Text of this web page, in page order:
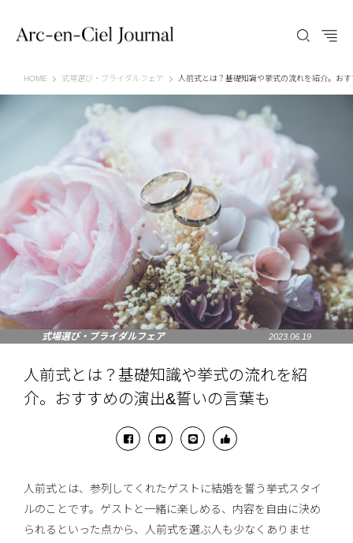
HOME Arc-en-Ciel Journal（アルカンシエル ジャーナル）
式場選び・ブライダルフェア 人前式とは？基礎知識や挙式の流れを紹介。お
式場選び・ブライダルフェア 2023.06.19
人前式とは？基礎知識や挙式の流れを紹
介。おすすめの演出&誓いの言葉も
人前式とは、参列してくれたゲストに結婚を誓う挙式スタイ
ルのことです。ゲストと一緒に楽しめる、内容を自由に決め
られるといった点から、人前式を選ぶ人も少なくありませ